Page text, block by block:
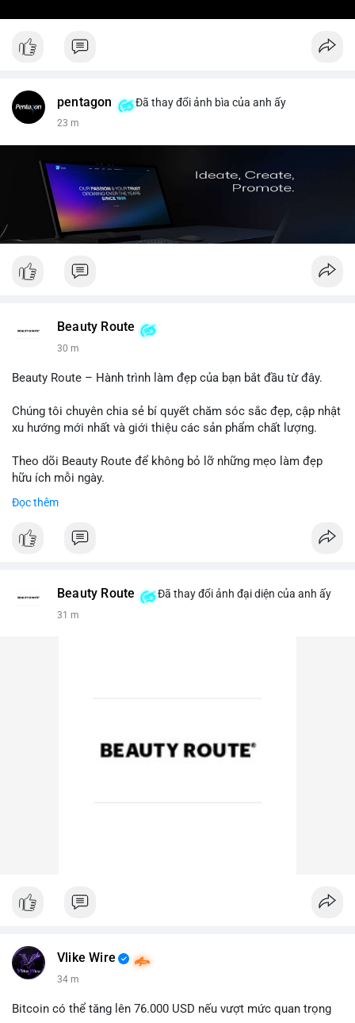
pentagon Đã thay đổi ảnh bìa của anh ấy
23 m
Beauty Route
30 m
Beauty Route – Hành trình làm đẹp của bạn bắt đầu từ đây.
Chúng tôi chuyên chia sẻ bí quyết chăm sóc sắc đẹp, cập nhật
xu hướng mới nhất và giới thiệu các sản phẩm chất lượng.
Theo dõi Beauty Route để không bỏ lỡ những mẹo làm đẹp
hữu ích mỗi ngày.
Đọc thêm
Beauty Route Đã thay đổi ảnh đại diện của anh ấy
31 m
Vlike Wire
34 m
Bitcoin có thể tăng lên 76.000 USD nếu vượt mức quan trọng